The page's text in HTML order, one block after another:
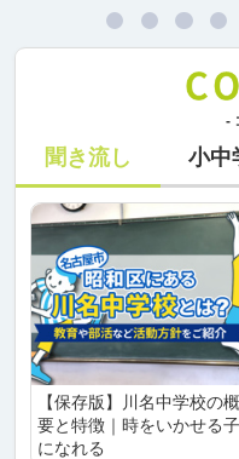
-
聞き流し 小中
【保存版】川名中学校の概
要と特徴｜時をいかせる子
になれる